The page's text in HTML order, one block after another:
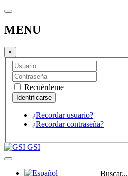
MENU
×
Recuérdeme
¿Recordar usuario?
¿Recordar contraseña?
GSI
Buscar...